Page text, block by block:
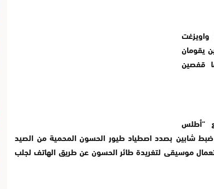
يقومان
قفصين
“أطلس
شابين بصدد اصطياد طيور الحسون المحمية من الصيد
موسيقى لتغريدة طائر الحسون عن طريق الهاتف لجلب